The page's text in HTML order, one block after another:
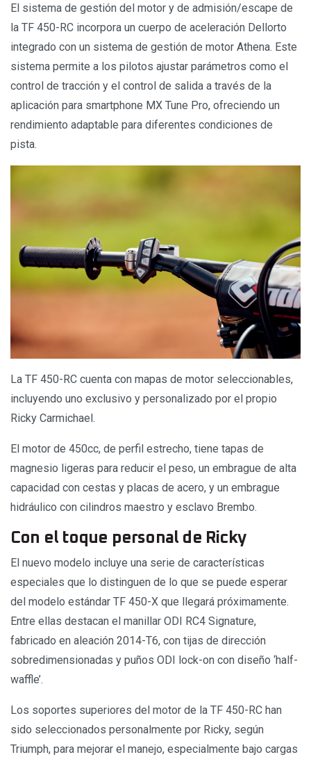
El sistema de gestión del motor y de admisión/escape de
la TF 450-RC incorpora un cuerpo de aceleración Dellorto
integrado con un sistema de gestión de motor Athena. Este
sistema permite a los pilotos ajustar parámetros como el
control de tracción y el control de salida a través de la
aplicación para smartphone MX Tune Pro, ofreciendo un
rendimiento adaptable para diferentes condiciones de
pista.
La TF 450-RC cuenta con mapas de motor seleccionables,
incluyendo uno exclusivo y personalizado por el propio
Ricky Carmichael.
El motor de 450cc, de perfil estrecho, tiene tapas de
magnesio ligeras para reducir el peso, un embrague de alta
capacidad con cestas y placas de acero, y un embrague
hidráulico con cilindros maestro y esclavo Brembo.
Con el toque personal de Ricky
El nuevo modelo incluye una serie de características
especiales que lo distinguen de lo que se puede esperar
del modelo estándar TF 450-X que llegará próximamente.
Entre ellas destacan el manillar ODI RC4 Signature,
fabricado en aleación 2014-T6, con tijas de dirección
sobredimensionadas y puños ODI lock-on con diseño ‘half-
waffle’.
Los soportes superiores del motor de la TF 450-RC han
sido seleccionados personalmente por Ricky, según
Triumph, para mejorar el manejo, especialmente bajo cargas